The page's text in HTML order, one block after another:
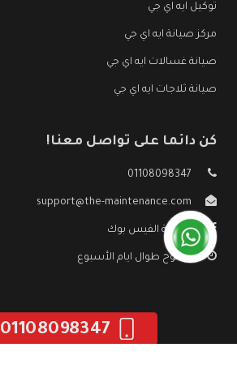
توكيل ايه اي جي
مركز صيانة ايه اي جي
صيانة غسالات ايه اي جي
صيانة ثلاجات ايه اي جي
كن دائما على تواصل معنا!
01108098347
support@the-maintenance.com
صفحة الفيس بوك
مفتوح طوال ايام الأسبوع
01108098347